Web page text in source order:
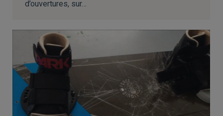
d’ouvertures, sur…